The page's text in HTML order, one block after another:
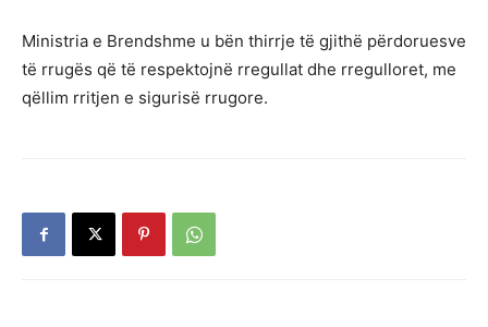
Ministria e Brendshme u bën thirrje të gjithë përdoruesve
të rrugës që të respektojnë rregullat dhe rregulloret, me
qëllim rritjen e sigurisë rrugore.